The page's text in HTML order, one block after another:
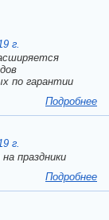
г.
по гарантии
Подробнее
г.
праздники
Подробнее